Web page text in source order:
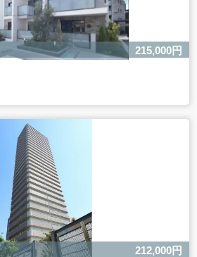
215,000円
212,000円